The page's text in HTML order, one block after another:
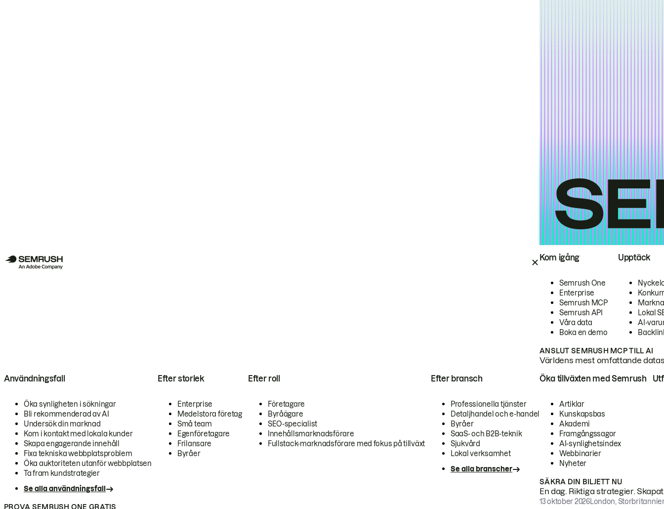
Kom igång
Semrush One
Enterprise
Semrush MCP
Semrush API
Våra data
Boka en demo
Upptäck
Lokal
AI-
ANSLUT SEMRUSH MCP TILL AI
Världens mest omfattande
Användningsfall
Öka synligheten i sökningar
Bli rekommenderad av AI
Undersök din marknad
Kom i kontakt med lokala kunder
Skapa engagerande innehåll
Fixa tekniska webbplatsproblem
Öka auktoriteten utanför webbplatsen
Ta fram kundstrategier
Se alla användningsfall
Efter storlek
Enterprise
Medelstora företag
Små team
Egenföretagare
Frilansare
Byråer
Efter roll
Företagare
Byråägare
SEO-specialist
Innehållsmarknadsförare
Fullstack-marknadsförare med fokus på tillväxt
Efter bransch
Professionella tjänster
Detaljhandel och e-handel
Byråer
SaaS- och B2B-teknik
Sjukvård
Lokal verksamhet
Se alla branscher
PROVA SEMRUSH ONE GRATIS
Öka tillväxten med Semrush
Artiklar
Kunskapsbas
Akademi
Framgångssagor
AI-synlighetsindex
Webbinarier
Nyheter
SÄKRA DIN BILJETT NU
En dag. Riktiga strategier.
13 oktober 2026London,